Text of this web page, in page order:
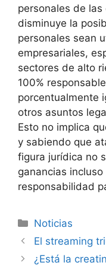
personales de
disminuye la
personales sean
empresariales,
sectores de alto
100%
porcentualmente
otros asuntos
Esto no implica
y sabiendo que
figura jurídica no
ganancias
responsabilidad
Categorías
Noticias
El streaming
¿Está la